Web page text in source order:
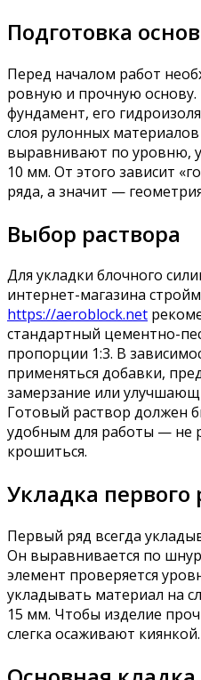
Подготовка
Перед началом работ
ровную и прочную основу.
фундамент, его
слоя рулонных
выравнивают по уровню,
10 мм. От этого зависит
ряда, а значит —
Выбор раствора
Для укладки блочного
интернет-магазина
https://aeroblock.net
стандартный цементно-
пропорции 1:3. В
применяться добавки,
замерзание или
Готовый раствор должен
удобным для работы — не
крошиться.
Укладка первого
Первый ряд всегда
Он выравнивается по
элемент проверяется
укладывать материал на
15 мм. Чтобы изделие
слегка осаживают киянкой.